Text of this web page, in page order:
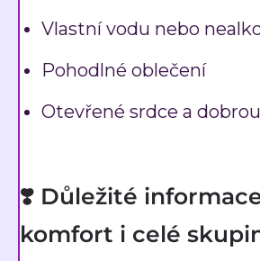
Vlastní vodu nebo
Pohodlné oblečení
Otevřené srdce a
❣️ Důležité
komfort i celé